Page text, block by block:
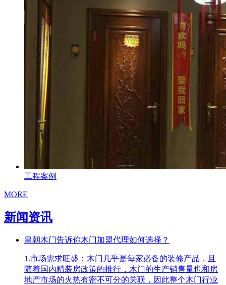
工程案例
MORE
新闻资讯
皇朝木门告诉你木门加盟代理如何选择？
1.市场需求旺盛：木门几乎是每家必备的装修产品，且
随着国内精装房政策的推行，木门的生产销售量也和房
地产市场的火热有密不可分的关联，因此整个木门行业